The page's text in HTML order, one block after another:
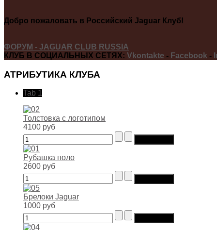
Добро пожаловать в Российский Jaguar Клуб!
ФОРУМ - JAGUAR CLUB RUSSIA
КЛУБ В СОЦИАЛЬНЫХ СЕТЯХ: Vkontakte - Facebook -
АТРИБУТИКА КЛУБА
Tab 1
Толстовка с логотипом
4100 руб
Рубашка поло
2600 руб
Брелоки Jaguar
1000 руб